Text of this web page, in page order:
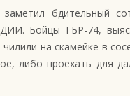
бдительный
Бойцы ГБР-74,
на скамейке в
либо проехать для